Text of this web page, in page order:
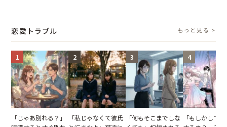
が一変
恋愛トラブル もっと見る >
1
「じゃあ別れる？」
2
「私じゃなくて彼氏
3
「何もそこまでしな
4
「もしかして…